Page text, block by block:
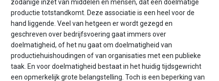
zodanige inzet van middelen en mensen, dat een doelmatige
productie totstandkomt. Deze associatie is een heel voor de
hand liggende. Veel van hetgeen er wordt gezegd en
geschreven over bedrijfsvoering gaat immers over
doelmatigheid, of het nu gaat om doelmatigheid van
productiehuishoudingen of van organisaties met een publieke
taak. En voor doelmatigheid bestaat in het huidig tijdsgewricht
een opmerkelijk grote belangstelling. Toch is een beperking van